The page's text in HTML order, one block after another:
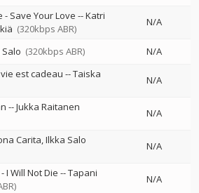
Save Your Love --Katri
(320kbps ABR)
N/A
(320kbps ABR) N/A
est cadeau --Taiska
N/A
--Jukka Raitanen
N/A
Carita Ilkka Salo
N/A
I Will Not Die --Tapani
N/A